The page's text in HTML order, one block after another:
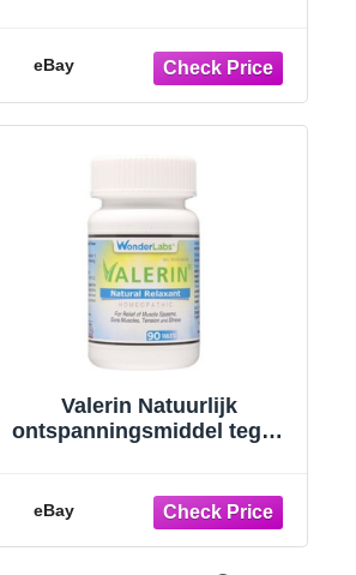
eBay
Valerin Natuurlijk
ontspanningsmiddel tegen
spierkrampen
eBay